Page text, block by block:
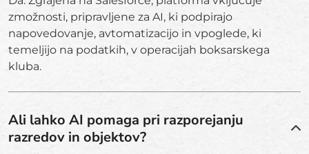
zmožnosti, pripravljene za AI, ki podpirajo
napovedovanje, avtomatizacijo in vpoglede, ki
temeljijo na podatkih, v operacijah boksarskega
kluba.
Ali lahko AI pomaga pri razporejanju
razredov in objektov?